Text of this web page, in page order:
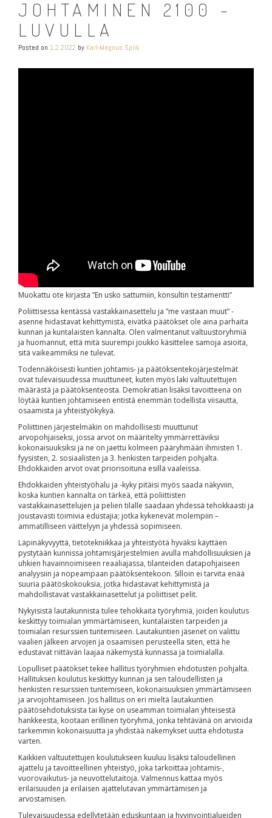
JOHTAMINEN 2100 -
LUVULLA
Posted on 1.2.2022 by Karl-Magnus Spiik
Muokattu ote kirjasta ”En usko sattumiin, konsultin testamentti”
Poliittisessa kentässä vastakkainasettelu ja ”me vastaan muut” -
asenne hidastavat kehittymistä, eivätkä päätökset ole aina parhaita
kunnan ja kuntalaisten kannalta. Olen valmentanut valtuustoryhmiä
ja huomannut, että mitä suurempi joukko käsittelee samoja asioita,
sitä vaikeammiksi ne tulevat.
Todennäköisesti kuntien johtamis- ja päätöksentekojärjestelmät
ovat tulevaisuudessa muuttuneet, kuten myös laki valtuutettujen
määrästä ja päätöksenteosta. Demokratian lisäksi tavoitteena on
löytää kuntien johtamiseen entistä enemmän todellista viisautta,
osaamista ja yhteistyökykyä.
Poliittinen järjestelmäkin on mahdollisesti muuttunut
arvopohjaiseksi, jossa arvot on määritelty ymmärrettäviksi
kokonaisuuksiksi ja ne on jaettu kolmeen pääryhmään ihmisten 1.
fyysisten, 2. sosiaalisten ja 3. henkisten tarpeiden pohjalta.
Ehdokkaiden arvot ovat priorisoituna esillä vaaleissa.
Ehdokkaiden yhteistyöhalu ja -kyky pitäisi myös saada näkyviin,
koska kuntien kannalta on tärkeä, että poliittisten
vastakkainasettelujen ja pelien tilalle saadaan yhdessä tehokkaasti ja
joustavasti toimivia edustajia; jotka kykenevät molempiin –
ammatilliseen väittelyyn ja yhdessä sopimiseen.
Läpinäkyvyyttä, tietotekniikkaa ja yhteistyötä hyväksi käyttäen
pystytään kunnissa johtamisjärjestelmien avulla mahdollisuuksien ja
uhkien havainnoimiseen reaaliajassa, tilanteiden datapohjaiseen
analyysiin ja nopeampaan päätöksentekoon. Silloin ei tarvita enää
suuria päätöskokouksia, jotka hidastavat kehittymistä ja
mahdollistavat vastakkainasettelut ja poliittiset pelit.
Nykyisistä lautakunnista tulee tehokkaita työryhmiä, joiden koulutus
keskittyy toimialan ymmärtämiseen, kuntalaisten tarpeiden ja
toimialan resurssien tuntemiseen. Lautakuntien jäsenet on valittu
vaalien jälkeen arvojen ja osaamisen perusteella siten, että he
edustavat riittävän laajaa näkemystä kunnassa ja toimialalla.
Lopulliset päätökset tekee hallitus työryhmien ehdotusten pohjalta.
Hallituksen koulutus keskittyy kunnan ja sen taloudellisten ja
henkisten resurssien tuntemiseen, kokonaisuuksien ymmärtämiseen
ja arvojohtamiseen. Jos hallitus on eri mieltä lautakuntien
päätösehdotuksista tai kyse on useamman toimialan yhteisestä
hankkeesta, kootaan erillinen työryhmä, jonka tehtävänä on arvioida
tarkemmin kokonaisuutta ja yhdistää näkemykset uutta ehdotusta
varten.
Kaikkien valtuutettujen koulutukseen kuuluu lisäksi taloudellinen
ajattelu ja tavoitteellinen yhteistyö, joka tarkoittaa johtamis-,
vuorovaikutus- ja neuvottelutaitoja. Valmennus kattaa myös
erilaisuuden ja erilaisen ajattelutavan ymmärtämisen ja
arvostamisen.
Tulevaisuudessa edellytetään eduskuntaan ja hyvinvointialueiden